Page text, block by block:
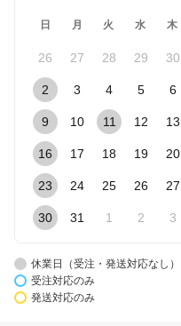
日 月 火 水 木
26 27 28 29 30
2 3 4 5 6
9 10 11 12 13
16 17 18 19 20
23 24 25 26 27
30 31 1 2 3
休業日（受注・発送対応なし）
受注対応のみ
発送対応のみ